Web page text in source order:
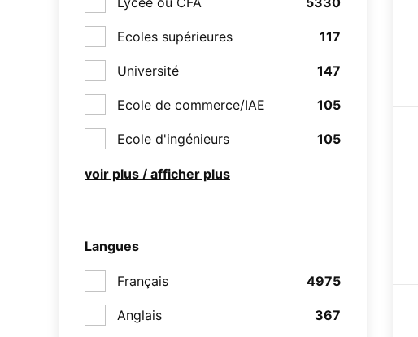
Ecoles supérieures 117
Université 147
Ecole de commerce/IAE 105
Ecole d'ingénieurs 105
voir plus / afficher plus
Langues
Français 4975
Anglais 367